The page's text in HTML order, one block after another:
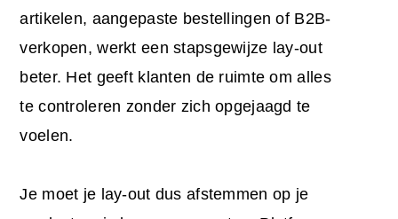
artikelen, aangepaste bestellingen of B2B-
verkopen, werkt een stapsgewijze lay-out
beter. Het geeft klanten de ruimte om alles
te controleren zonder zich opgejaagd te
voelen.
Je moet je lay-out dus afstemmen op je